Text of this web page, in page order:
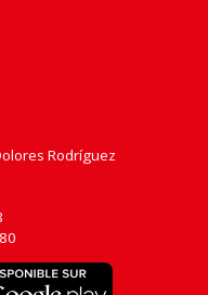
Rodríguez